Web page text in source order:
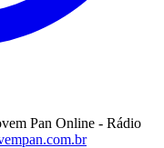
Pan Online - Rádio